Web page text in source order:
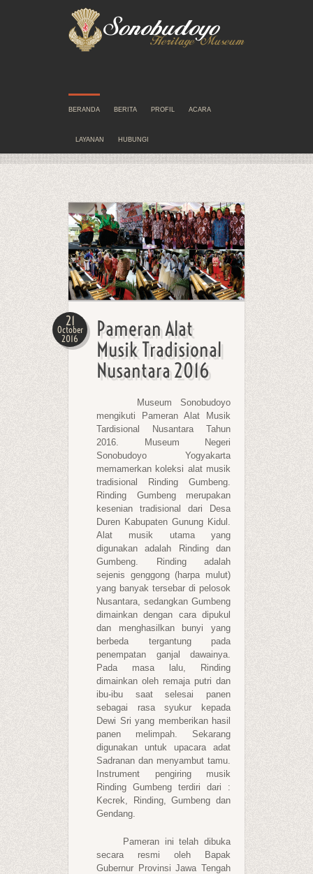
BERANDA BERITA PROFIL ACARA
LAYANAN HUBUNGI
21
October
2016
Pameran Alat
Musik Tradisional
Nusantara 2016
Museum Sonobudoyo
mengikuti Pameran Alat Musik
Tardisional Nusantara Tahun
2016. Museum Negeri
Sonobudoyo Yogyakarta
memamerkan koleksi alat musik
tradisional Rinding Gumbeng.
Rinding Gumbeng merupakan
kesenian tradisional dari Desa
Duren Kabupaten Gunung Kidul.
Alat musik utama yang
digunakan adalah Rinding dan
Gumbeng. Rinding adalah
sejenis genggong (harpa mulut)
yang banyak tersebar di pelosok
Nusantara, sedangkan Gumbeng
dimainkan dengan cara dipukul
dan menghasilkan bunyi yang
berbeda tergantung pada
penempatan ganjal dawainya.
Pada masa lalu, Rinding
dimainkan oleh remaja putri dan
ibu-ibu saat selesai panen
sebagai rasa syukur kepada
Dewi Sri yang memberikan hasil
panen melimpah. Sekarang
digunakan untuk upacara adat
Sadranan dan menyambut tamu.
Instrument pengiring musik
Rinding Gumbeng terdiri dari :
Kecrek, Rinding, Gumbeng dan
Gendang.
Pameran ini telah dibuka
secara resmi oleh Bapak
Gubernur Provinsi Jawa Tengah